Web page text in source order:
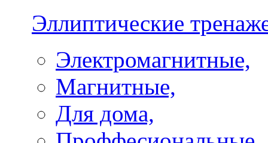
Эллиптические
Электромагнитные,
Магнитные,
Для дома,